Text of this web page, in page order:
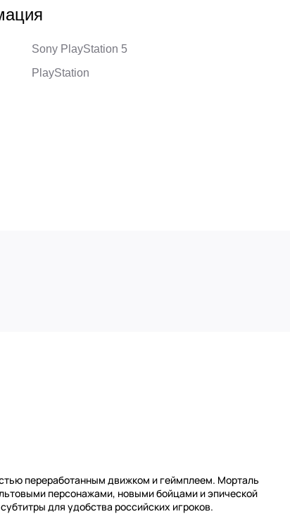
Sony PlayStation 5
PlayStation
переработанным движком и геймплеем. Морталь
персонажами, новыми бойцами и эпической
для удобства российских игроков.